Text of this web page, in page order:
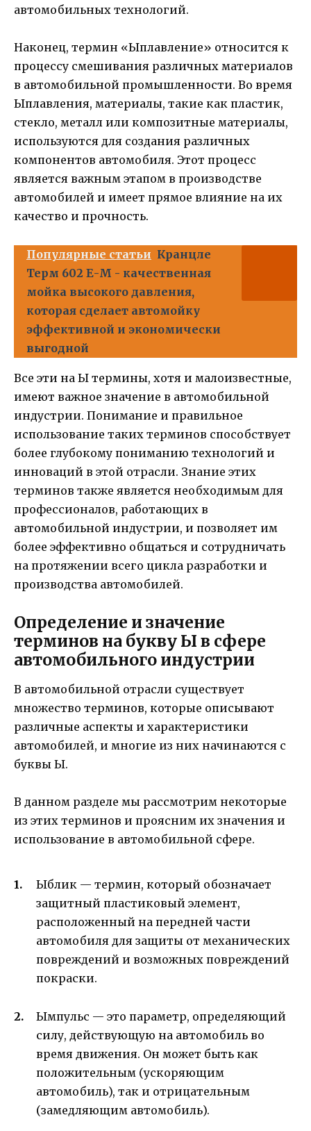
автомобильных технологий.
Наконец, термин «Ыплавление» относится к
процессу смешивания различных материалов
в автомобильной промышленности. Во время
Ыплавления, материалы, такие как пластик,
стекло, металл или композитные материалы,
используются для создания различных
компонентов автомобиля. Этот процесс
является важным этапом в производстве
автомобилей и имеет прямое влияние на их
качество и прочность.
Популярные статьи Кранцле
Терм 602 Е-М - качественная
мойка высокого давления,
которая сделает автомойку
эффективной и экономически
выгодной
Все эти на Ы термины, хотя и малоизвестные,
имеют важное значение в автомобильной
индустрии. Понимание и правильное
использование таких терминов способствует
более глубокому пониманию технологий и
инноваций в этой отрасли. Знание этих
терминов также является необходимым для
профессионалов, работающих в
автомобильной индустрии, и позволяет им
более эффективно общаться и сотрудничать
на протяжении всего цикла разработки и
производства автомобилей.
Определение и значение
терминов на букву Ы в сфере
автомобильного индустрии
В автомобильной отрасли существует
множество терминов, которые описывают
различные аспекты и характеристики
автомобилей, и многие из них начинаются с
буквы Ы.
В данном разделе мы рассмотрим некоторые
из этих терминов и проясним их значения и
использование в автомобильной сфере.
Ыблик — термин, который обозначает
защитный пластиковый элемент,
расположенный на передней части
автомобиля для защиты от механических
повреждений и возможных повреждений
покраски.
Ымпульс — это параметр, определяющий
силу, действующую на автомобиль во
время движения. Он может быть как
положительным (ускоряющим
автомобиль), так и отрицательным
(замедляющим автомобиль).